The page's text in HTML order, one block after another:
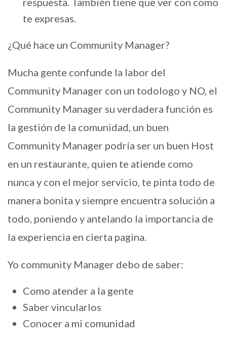
te expresas.
¿Qué hace un Community Manager?
Mucha gente confunde la labor del
Community Manager con un todologo y NO, el
Community Manager su verdadera función es
la gestión de la comunidad, un buen
Community Manager podría ser un buen Host
en un restaurante, quien te atiende como
nunca y con el mejor servicio, te pinta todo de
manera bonita y siempre encuentra solución a
todo, poniendo y antelando la importancia de
la experiencia en cierta pagina.
Yo community Manager debo de saber:
Como atender a la gente
Saber vincularlos
Conocer a mi comunidad